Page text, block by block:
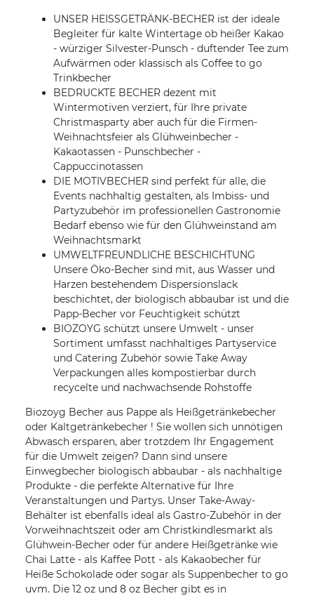
UNSER HEISSGETRÄNK-BECHER ist der ideale
Begleiter für kalte Wintertage ob heißer Kakao
- würziger Silvester-Punsch - duftender Tee zum
Aufwärmen oder klassisch als Coffee to go
Trinkbecher
BEDRUCKTE BECHER dezent mit
Wintermotiven verziert, für Ihre private
Christmasparty aber auch für die Firmen-
Weihnachtsfeier als Glühweinbecher -
Kakaotassen - Punschbecher -
Cappuccinotassen
DIE MOTIVBECHER sind perfekt für alle, die
Events nachhaltig gestalten, als Imbiss- und
Partyzubehör im professionellen Gastronomie
Bedarf ebenso wie für den Glühweinstand am
Weihnachtsmarkt
UMWELTFREUNDLICHE BESCHICHTUNG
Unsere Öko-Becher sind mit, aus Wasser und
Harzen bestehendem Dispersionslack
beschichtet, der biologisch abbaubar ist und die
Papp-Becher vor Feuchtigkeit schützt
BIOZOYG schützt unsere Umwelt - unser
Sortiment umfasst nachhaltiges Partyservice
und Catering Zubehör sowie Take Away
Verpackungen alles kompostierbar durch
recycelte und nachwachsende Rohstoffe
Biozoyg Becher aus Pappe als Heißgetränkebecher
oder Kaltgetränkebecher ! Sie wollen sich unnötigen
Abwasch ersparen, aber trotzdem Ihr Engagement
für die Umwelt zeigen? Dann sind unsere
Einwegbecher biologisch abbaubar - als nachhaltige
Produkte - die perfekte Alternative für Ihre
Veranstaltungen und Partys. Unser Take-Away-
Behälter ist ebenfalls ideal als Gastro-Zubehör in der
Vorweihnachtszeit oder am Christkindlesmarkt als
Glühwein-Becher oder für andere Heißgetränke wie
Chai Latte - als Kaffee Pott - als Kakaobecher für
Heiße Schokolade oder sogar als Suppenbecher to go
uvm. Die 12 oz und 8 oz Becher gibt es in